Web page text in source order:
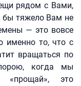
рядом с Вами,
бы тяжело Вам не
— это вовсе
именно то, что с
вращаться по
когда мы
«прощай», это